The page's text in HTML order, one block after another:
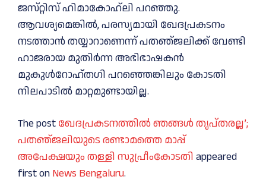
ജസ്‌റ്റിസ്‌ ഹിമാകോഹ്‌ലി പറഞ്ഞു.
ആവശ്യമെങ്കിൽ, പരസ്യമായി ഖേദപ്രകടനം
നടത്താൻ തയ്യാറാണെന്ന്‌ പതഞ്‌ജലിക്ക്‌ വേണ്ടി
ഹാജരായ മുതിർന്ന അഭിഭാഷകൻ
മുകുൾറോഹ്‌തഗി പറഞ്ഞെങ്കിലും കോടതി
നിലപാടിൽ മാറ്റമുണ്ടായില്ല.
The post ഖേദപ്രകടനത്തിൽ ഞങ്ങൾ തൃപ്‌തരല്ല’;
പതഞ്‌ജലിയുടെ രണ്ടാമത്തെ മാപ്പ്‌
അപേക്ഷയും തള്ളി സുപ്രീംകോടതി appeared
first on News Bengaluru.